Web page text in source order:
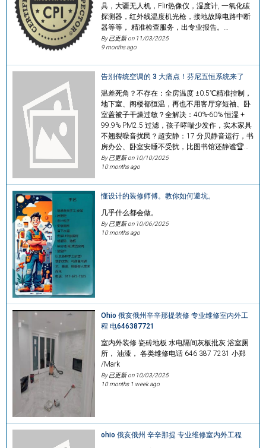
具，大疆无人机，Flir热像仪，湿度计, 一氧化碳
探测器，红外线温度机光枪，接地故障电路中断
器等等， 精准检查服务，出专业报告。…
By 已更新 on 11/03/2025
9 months ago
告别传统空调的 3 大痛点！芬尼五恒系统来了
温差死角？不存在：全房温度 ±0.5℃精准控制，
地下室、阁楼都恒温，再也不用客厅穿短袖、卧
室盖被子​干燥过敏？全解决：40%-60% 恒湿 +
99.9% PM2.5 过滤，孩子哮喘少发作，实木家具
不翘裂​噪音扰民？超安静：17 分贝静音运行，书
房办公、卧室安睡不受扰，比图书馆还静谧​🏆…
By 已更新 on 10/10/2025
10 months ago
懂设计的装修师傅。教你如何避坑。
几乎什么都会做。
By 已更新 on 10/06/2025
10 months ago
Ohio 俄亥俄州辛辛那提装修 专业维修室内外工
程 电646387721
室内外装修 瓷砖地板 水电隔间灰板批灰 浴室厕
所， 油漆， 各类维修电话 646 387 7231 小郑
/Mark
By 已更新 on 10/03/2025
10 months 1 week ago
ohio 俄亥俄州 辛辛那提 专业维修室内外工程